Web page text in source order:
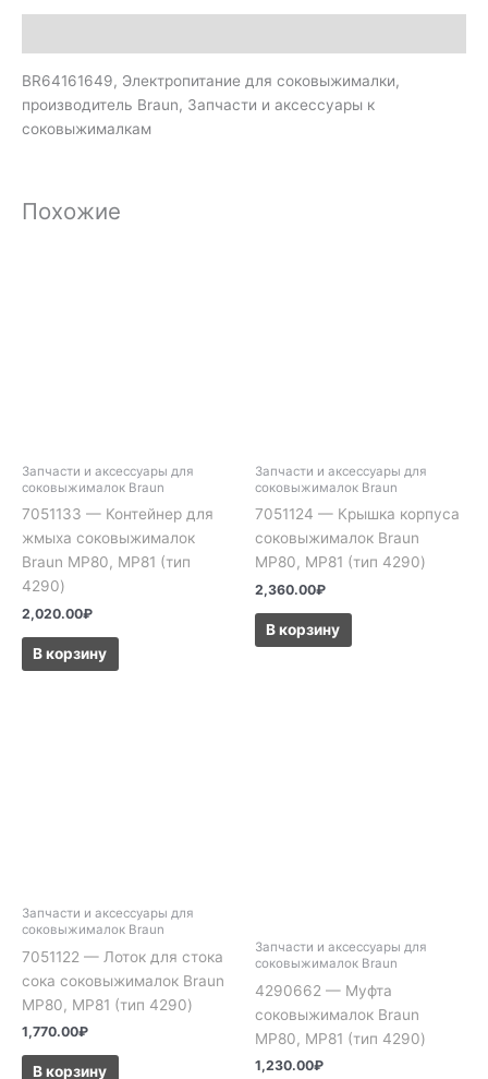
BR64161649, Электропитание для соковыжималки,
производитель Braun, Запчасти и аксессуары к
соковыжималкам
Похожие
Запчасти и аксессуары для
соковыжималок Braun
7051133 — Контейнер для
жмыха соковыжималок
Braun MP80, MP81 (тип
4290)
2,020.00₽
В корзину
Запчасти и аксессуары для
соковыжималок Braun
7051124 — Крышка корпуса
соковыжималок Braun
MP80, MP81 (тип 4290)
2,360.00₽
В корзину
Запчасти и аксессуары для
соковыжималок Braun
7051122 — Лоток для стока
сока соковыжималок Braun
MP80, MP81 (тип 4290)
1,770.00₽
В корзину
Запчасти и аксессуары для
соковыжималок Braun
4290662 — Муфта
соковыжималок Braun
MP80, MP81 (тип 4290)
1,230.00₽